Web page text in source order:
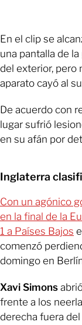
En el clip se
una pantalla de
del exterior, pero
aparato cayó al
De acuerdo con
lugar sufrió
en su afán por
Inglaterra
Con un agónico
en la final de la
1 a Países Bajos
comenzó
domingo en
Xavi Simons
frente a los
derecha fuera